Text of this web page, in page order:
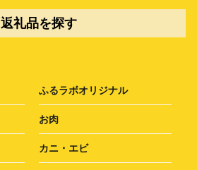
返礼品を探す
ふるラボオリジナル
お肉
カニ・エビ